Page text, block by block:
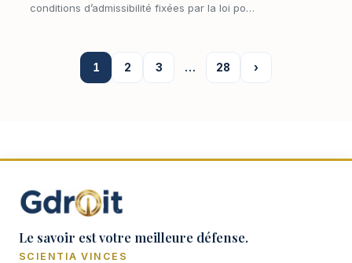
conditions d’admissibilité fixées par la loi pour
1 2 3 … 28 ›
Le savoir est votre meilleure défense.
SCIENTIA VINCES